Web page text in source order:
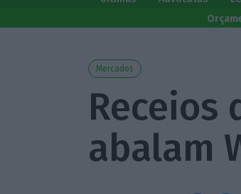
Mercados
Receios
abalam